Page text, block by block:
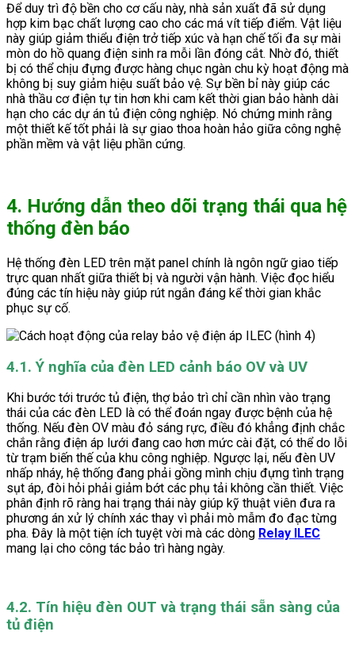
Để duy trì độ bền cho cơ cấu này, nhà sản xuất đã sử dụng
hợp kim bạc chất lượng cao cho các má vít tiếp điểm. Vật liệu
này giúp giảm thiểu điện trở tiếp xúc và hạn chế tối đa sự mài
mòn do hồ quang điện sinh ra mỗi lần đóng cắt. Nhờ đó, thiết
bị có thể chịu đựng được hàng chục ngàn chu kỳ hoạt động mà
không bị suy giảm hiệu suất bảo vệ. Sự bền bỉ này giúp các
nhà thầu cơ điện tự tin hơn khi cam kết thời gian bảo hành dài
hạn cho các dự án tủ điện công nghiệp. Nó chứng minh rằng
một thiết kế tốt phải là sự giao thoa hoàn hảo giữa công nghệ
phần mềm và vật liệu phần cứng.
4. Hướng dẫn theo dõi trạng thái qua hệ
thống đèn báo
Hệ thống đèn LED trên mặt panel chính là ngôn ngữ giao tiếp
trực quan nhất giữa thiết bị và người vận hành. Việc đọc hiểu
đúng các tín hiệu này giúp rút ngắn đáng kể thời gian khắc
phục sự cố.
4.1. Ý nghĩa của đèn LED cảnh báo OV và UV
Khi bước tới trước tủ điện, thợ bảo trì chỉ cần nhìn vào trạng
thái của các đèn LED là có thể đoán ngay được bệnh của hệ
thống. Nếu đèn OV màu đỏ sáng rực, điều đó khẳng định chắc
chắn rằng điện áp lưới đang cao hơn mức cài đặt, có thể do lỗi
từ trạm biến thế của khu công nghiệp. Ngược lại, nếu đèn UV
nhấp nháy, hệ thống đang phải gồng mình chịu đựng tình trạng
sụt áp, đòi hỏi phải giảm bớt các phụ tải không cần thiết. Việc
phân định rõ ràng hai trạng thái này giúp kỹ thuật viên đưa ra
phương án xử lý chính xác thay vì phải mò mẫm đo đạc từng
pha. Đây là một tiện ích tuyệt vời mà các dòng Relay ILEC
mang lại cho công tác bảo trì hàng ngày.
4.2. Tín hiệu đèn OUT và trạng thái sẵn sàng của
tủ điện